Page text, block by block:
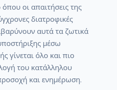
οι απαιτήσεις της
διατροφικές
αυτά τα ζωτικά
μέσω
γίνεται όλο και πιο
του κατάλληλου
και ενημέρωση.